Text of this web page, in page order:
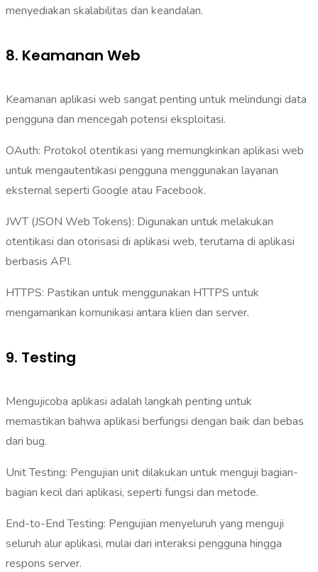
menyediakan skalabilitas dan keandalan.
8. Keamanan Web
Keamanan aplikasi web sangat penting untuk melindungi data
pengguna dan mencegah potensi eksploitasi.
OAuth: Protokol otentikasi yang memungkinkan aplikasi web
untuk mengautentikasi pengguna menggunakan layanan
eksternal seperti Google atau Facebook.
JWT (JSON Web Tokens): Digunakan untuk melakukan
otentikasi dan otorisasi di aplikasi web, terutama di aplikasi
berbasis API.
HTTPS: Pastikan untuk menggunakan HTTPS untuk
mengamankan komunikasi antara klien dan server.
9. Testing
Mengujicoba aplikasi adalah langkah penting untuk
memastikan bahwa aplikasi berfungsi dengan baik dan bebas
dari bug.
Unit Testing: Pengujian unit dilakukan untuk menguji bagian-
bagian kecil dari aplikasi, seperti fungsi dan metode.
End-to-End Testing: Pengujian menyeluruh yang menguji
seluruh alur aplikasi, mulai dari interaksi pengguna hingga
respons server.